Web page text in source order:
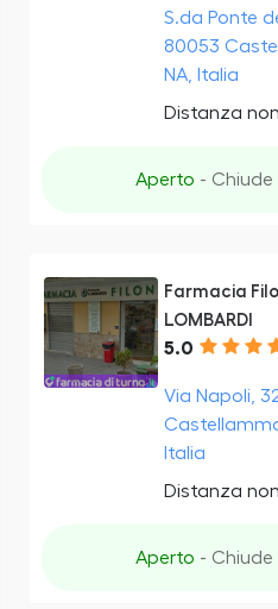
S.da Ponte
80053
NA, Italia
Distanza
Aperto - Chiude
Farmacia
LOMBARDI
5.0
Via Napoli,
Italia
Distanza
Aperto - Chiude